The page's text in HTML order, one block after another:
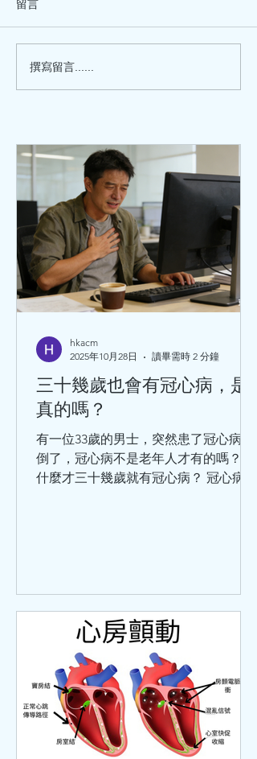
沒有三高，突然暈倒，是
怎麼回事？--- 認識心律失
留言
撰寫留言......
三十幾歲也會有冠心病，是
真的嗎？
有一位33歲的男士，突然患了冠心病暈
倒了，冠心病不是老年人才有的嗎？為
什麼才三十幾歲就有冠心病？ 冠心病的
此之外，炎症栓塞導致血管管腔狹窄或
閉塞也可以引起冠心病。 關於冠心病，
世界衛生組織將它分為5大類：無症狀
心肌缺血（也叫隱匿性冠心病）、心絞
痛、心肌梗死、缺血性心力衰竭（也叫
缺血性心臟病）、猝死。這5種臨床類
型，在臨床中還可以分為：穩定型冠心
病、急性冠狀動脈綜合徵。 引發冠心病
的危險因素分為：可改變的和不可改變
hkacm
2025年10月28日
讀畢需時 2 分鐘